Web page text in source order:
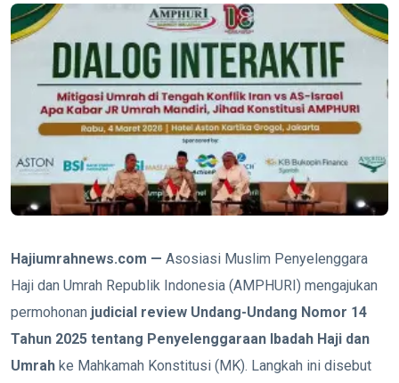
Hajiumrahnews.com — Asosiasi Muslim Penyelenggara
Haji dan Umrah Republik Indonesia (AMPHURI) mengajukan
permohonan judicial review Undang-Undang Nomor 14
Tahun 2025 tentang Penyelenggaraan Ibadah Haji dan
Umrah ke Mahkamah Konstitusi (MK). Langkah ini disebut